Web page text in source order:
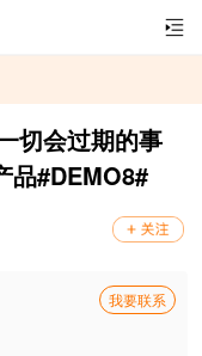
切会过期的事
品#DEMO8#
我要联系